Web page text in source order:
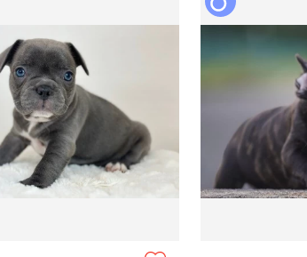
当てはまる場合は保証適用外とします。
死亡保証は死亡した日、障害・
の確定した日）
・過失・事故・迷走の場合
やペットに伝染した場合に生じた治療費などの損害
サポート
も、経験豊富なスタッフと獣医師がおりますので、飼
い。